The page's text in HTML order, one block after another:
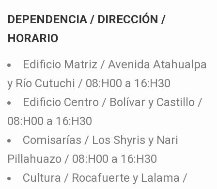
DEPENDENCIA / DIRECCIÓN /
HORARIO
Edificio Matriz / Avenida Atahualpa
y Río Cutuchi / 08:H00 a 16:H30
Edificio Centro / Bolívar y Castillo /
08:H00 a 16:H30
Comisarías / Los Shyris y Nari
Pillahuazo / 08:H00 a 16:H30
Cultura / Rocafuerte y Lalama /